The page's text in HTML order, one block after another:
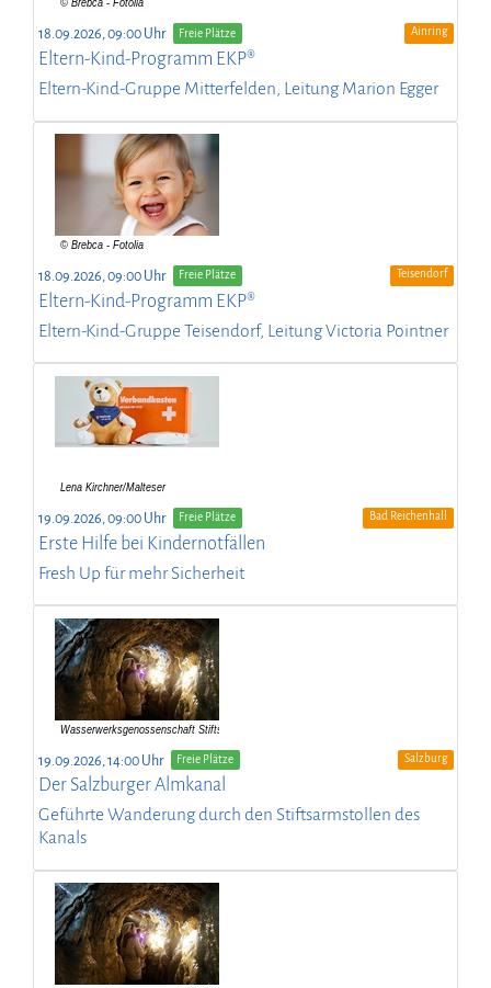
18.09.2026, 09:00 Uhr Freie Plätze Ainring
Eltern-Kind-Programm EKP®
Eltern-Kind-Gruppe Mitterfelden, Leitung Marion Egger
18.09.2026, 09:00 Uhr Freie Plätze Teisendorf
Eltern-Kind-Programm EKP®
Eltern-Kind-Gruppe Teisendorf, Leitung Victoria Pointner
19.09.2026, 09:00 Uhr Freie Plätze Bad Reichenhall
Erste Hilfe bei Kindernotfällen
Fresh Up für mehr Sicherheit
19.09.2026, 14:00 Uhr Freie Plätze Salzburg
Der Salzburger Almkanal
Geführte Wanderung durch den Stiftsarmstollen des
Kanals